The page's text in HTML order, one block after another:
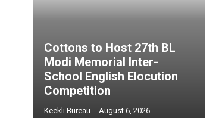
Cottons to Host 27th BL
Modi Memorial Inter-
School English Elocution
Competition
Keekli Bureau - August 6, 2026